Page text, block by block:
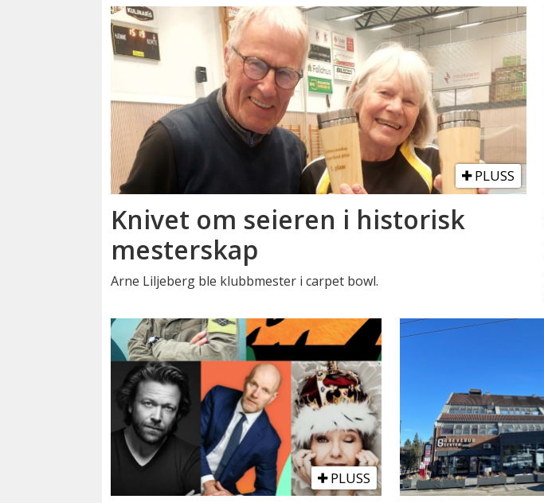
PLUSS
Knivet om seieren i historisk
mesterskap
Arne Liljeberg ble klubbmester i carpet bowl.
PLUSS